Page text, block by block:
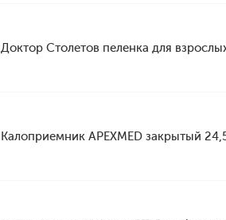
Доктор Столетов пеленка для
Калоприемник APEXMED закрытый